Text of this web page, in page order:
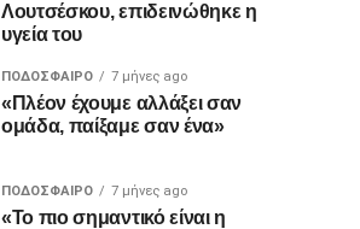
Λουτσέσκου, επιδεινώθηκε η
υγεία του
ΠΟΔΌΣΦΑΙΡΟ 7 μήνες ago
«Πλέον έχουμε αλλάξει σαν
ομάδα, παίξαμε σαν ένα»
ΠΟΔΌΣΦΑΙΡΟ 7 μήνες ago
«Το πιο σημαντικό είναι η